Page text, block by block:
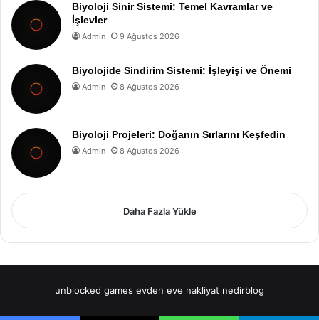
Biyoloji Sinir Sistemi: Temel Kavramlar ve
İşlevler
Admin 9 Ağustos 2026
Biyolojide Sindirim Sistemi: İşleyişi ve Önemi
Admin 8 Ağustos 2026
Biyoloji Projeleri: Doğanın Sırlarını Keşfedin
Admin 8 Ağustos 2026
Daha Fazla Yükle
unblocked games evden eve nakliyat nedirblog